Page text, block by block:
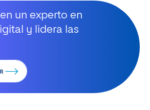
un experto en
y lidera las